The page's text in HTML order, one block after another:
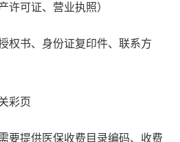
许可证、营业执照）
权书、身份证复印件、联系方
彩页
要提供医保收费目录编码、收费